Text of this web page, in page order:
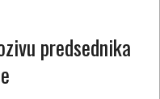
predsednika